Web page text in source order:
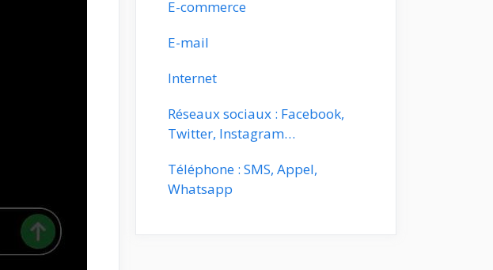
E-commerce
E-mail
Internet
Réseaux sociaux : Facebook,
Twitter, Instagram…
Téléphone : SMS, Appel,
Whatsapp